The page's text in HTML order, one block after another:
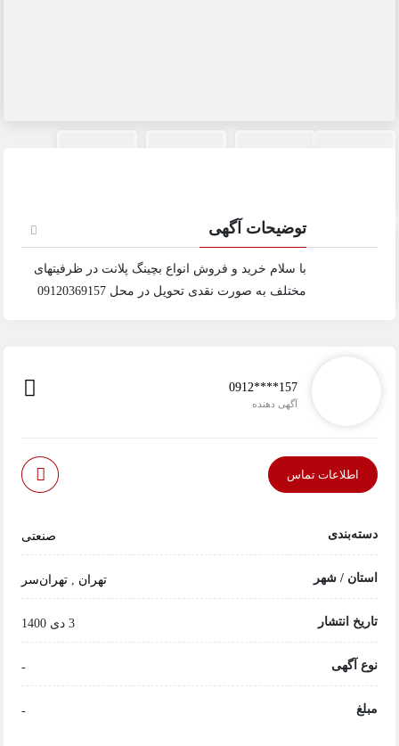
توضیحات آگهی
با سلام خرید و فروش انواع بچینگ پلانت در ظرفیتهای
مختلف به صورت نقدی تحویل در محل 09120369157
0912****157
آگهی دهنده
اطلاعات تماس
دسته‌بندی صنعتی
استان / شهر تهران , تهران‌سر
تاریخ انتشار 3 دی 1400
نوع آگهی -
مبلغ -